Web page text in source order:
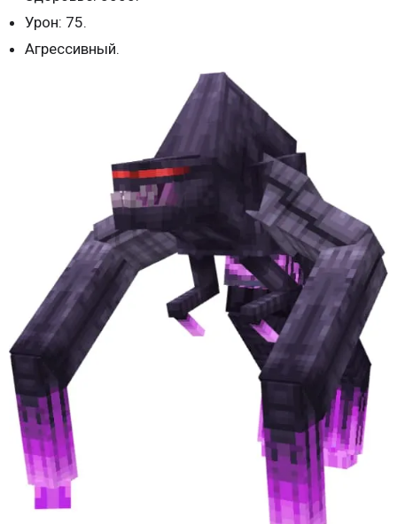
Урон: 75.
Агрессивный.